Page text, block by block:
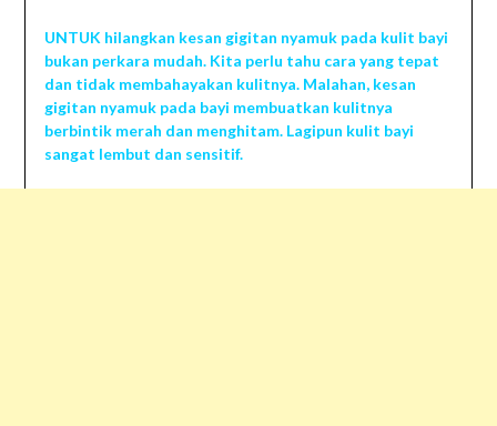
UNTUK hilangkan kesan gigitan nyamuk pada kulit bayi
bukan perkara mudah. Kita perlu tahu cara yang tepat
dan tidak membahayakan kulitnya. Malahan, kesan
gigitan nyamuk pada bayi membuatkan kulitnya
berbintik merah dan menghitam. Lagipun kulit bayi
sangat lembut dan sensitif.